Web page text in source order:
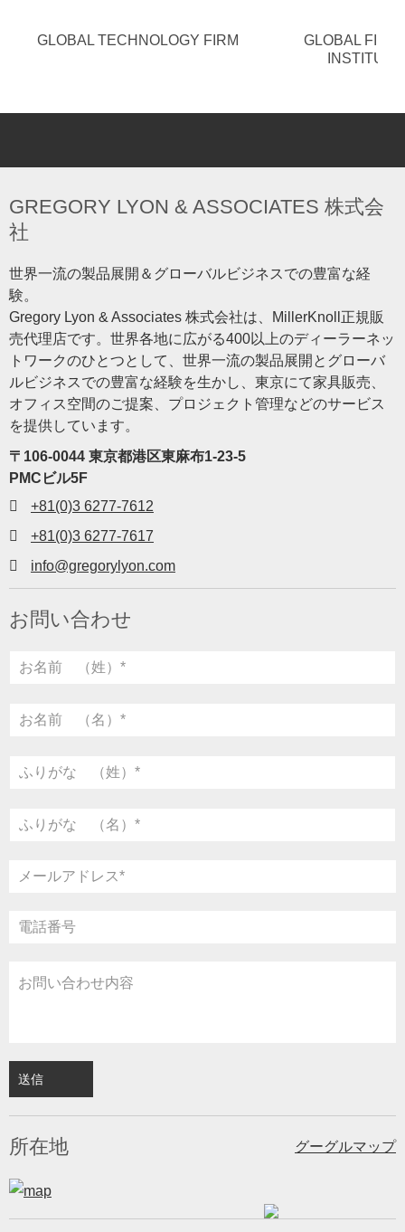
GLOBAL TECHNOLOGY FIRM
GLOBAL
GREGORY LYON & ASSOCIATES 株式会
社
世界一流の製品展開＆グローバルビジネスでの豊富な経
験。
Gregory Lyon & Associates 株式会社は、MillerKnoll正規販
売代理店です。世界各地に広がる400以上のディーラーネッ
トワークのひとつとして、世界一流の製品展開とグローバ
ルビジネスでの豊富な経験を生かし、東京にて家具販売、
オフィス空間のご提案、プロジェクト管理などのサービス
を提供しています。
〒106-0044 東京都港区東麻布1-23-5
PMCビル5F
+81(0)3 6277-7612
+81(0)3 6277-7617
info@gregorylyon.com
お問い合わせ
所在地 グーグルマップ